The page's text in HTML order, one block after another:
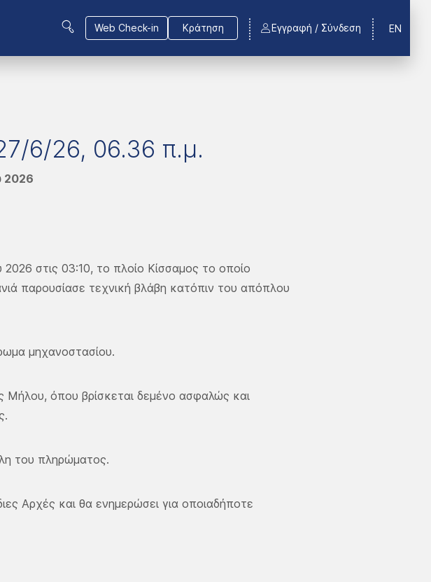
Web Check-in Κράτηση EN
Εγγραφή / Σύνδεση
6/26, 06.36 π.μ.
2026
στις 03:10, το πλοίο Κίσσαμος το οποίο
παρουσίασε τεχνική βλάβη κατόπιν του απόπλου
μηχανοστασίου.
Μήλου, όπου βρίσκεται δεμένο ασφαλώς και
του πληρώματος.
Αρχές και θα ενημερώσει για οποιαδήποτε